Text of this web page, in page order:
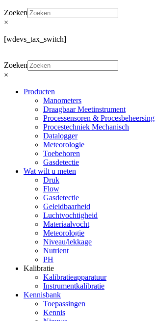
Zoeken
×
[wdevs_tax_switch]
Zoeken
×
Producten
Manometers
Draagbaar Meetinstrument
Processensoren & Procesbeheersing
Procestechniek Mechanisch
Datalogger
Meteorologie
Toebehoren
Gasdetectie
Wat wilt u meten
Druk
Flow
Gasdetectie
Geleidbaarheid
Luchtvochtigheid
Materiaalvocht
Meteorologie
Niveau/lekkage
Nutrient
PH
Kalibratie
Kalibratieapparatuur
Instrumentkalibratie
Kennisbank
Toepassingen
Kennis